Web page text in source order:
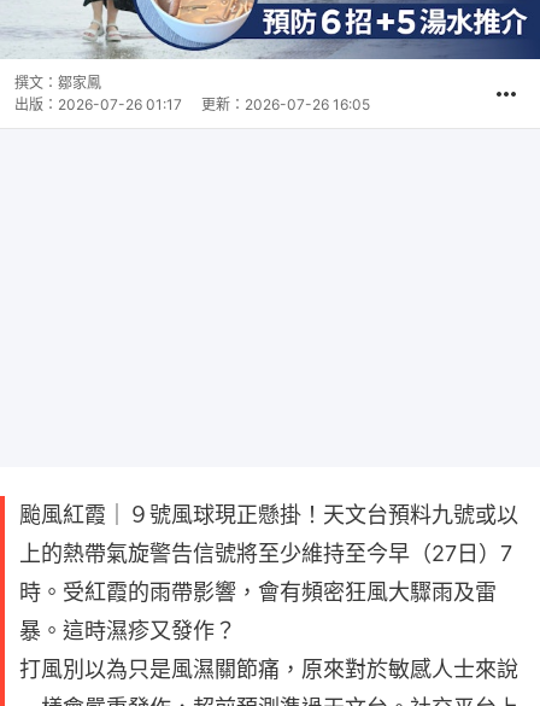
撰文： 鄒家鳳
出版： 2026-07-26 01:17 更新： 2026-07-26 16:05
颱風紅霞｜９號風球現正懸掛！天文台預料九號或以
上的熱帶氣旋警告信號將至少維持至今早（27日）7
時。受紅霞的雨帶影響，會有頻密狂風大驟雨及雷
暴。這時濕疹又發作？
打風別以為只是風濕關節痛，原來對於敏感人士來說